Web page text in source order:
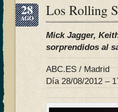
28
AGO Los Rolling
Mick Jagger,
sorprendidos al
ABC.ES / Madrid
Día 28/08/2012 –